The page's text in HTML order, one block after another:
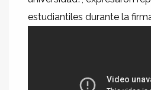
estudiantiles durante la